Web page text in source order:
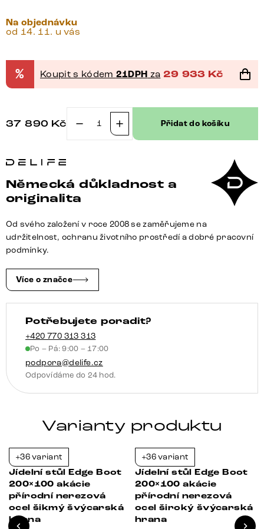
Na objednávku
od 14. 11. u vás
% Koupit s kódem 21DPH za 29 933 Kč
37 890 Kč
200x100
akácie
přírodní
nerezová
švýcarská
hrana
množství
Přidat do košíku
Německá důkladnost a
originalita
Od svého založení v roce 2008 se zaměřujeme na
udržitelnost, ochranu životního prostředí a dobré pracovní
podmínky.
Více o značce
Potřebujete poradit?
+420 770 313 313
Po – Pá: 9:00 – 17:00
podpora@delife.cz
Odpovídáme do 24 hod.
Varianty produktu
+36 variant
Jídelní stůl Edge Boot
200×100 akácie
přírodní nerezová
ocel šikmý švýcarská
hrana
+36 variant
Jídelní stůl Edge Boot
200×100 akácie
přírodní nerezová
ocel široký švýcarská
hrana